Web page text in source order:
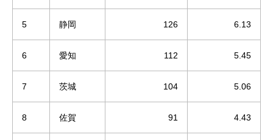
5 静岡 126 6.13
6 愛知 112 5.45
7 茨城 104 5.06
8 佐賀 91 4.43